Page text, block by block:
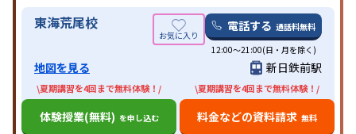
東海荒尾校 電話する 通話料無料
12:00～21:00(日・月を除く)
地図を見る 新日鉄前駅
\夏期講習を4回まで無料体験！/
体験授業(無料) を申し込む
\夏期講習を4回まで無料体験！/
料金などの資料請求 無料